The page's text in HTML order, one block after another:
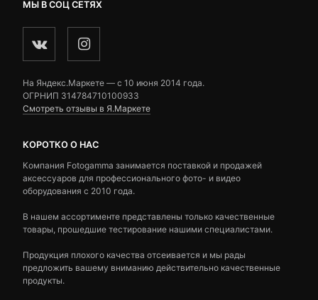
МЫ В СОЦ СЕТЯХ
На Яндекс.Маркете — c 10 июня 2014 года.
ОГРНИП 314784710100933
Смотреть отзывы в Я.Маркете
КОРОТКО О НАС
Компания Fotogamma занимается поставкой и продажей
аксессуаров для профессионального фото- и видео
оборудования с 2010 года.
В нашем ассортименте представлены только качественные
товары, прошедшие тестирование нашими специалистами.
Продукция плохого качества отсеивается и мы рады
предложить вашему вниманию действительно качественные
продукты.